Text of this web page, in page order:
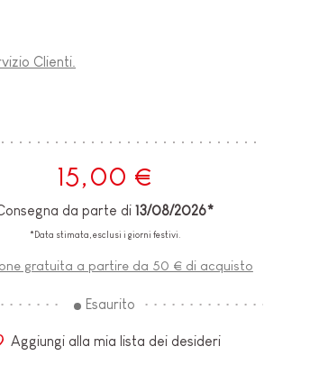
Clienti.
15,00 €
da parte di13/08/2026*
*Data stimata, esclusi i giorni festivi.
gratuita a partire da 50 € di acquisto
Esaurito
Aggiungi alla mia lista dei desideri